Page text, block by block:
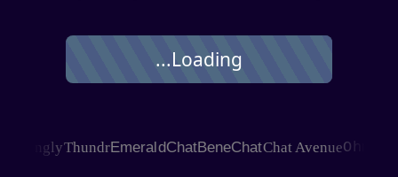
Loading...
Chat Avenue
BeneChat
EmeraldChat
Thundr
Joingly